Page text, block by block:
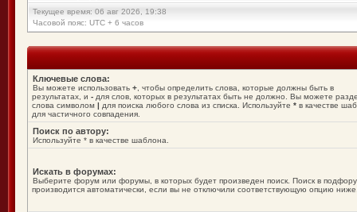
Текущее время: 06 авг 2026, 19:38
Часовой пояс: UTC + 6 часов
Ключевые слова:
Вы можете использовать + , чтобы определить слова, которые должны быть в
результатах, и - для слов, которых в результатах быть не должно. Вы можете
слова символом | для поиска любого слова из списка. Используйте * в качестве
для частичного совпадения.
Поиск по автору:
Используйте * в качестве шаблона.
Искать в форумах:
Выберите форум или форумы, в которых будет произведен поиск. Поиск в
производится автоматически, если вы не отключили соответствующую опцию